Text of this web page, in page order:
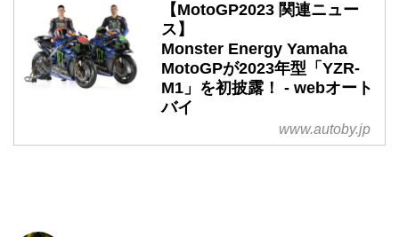
【MotoGP2023 関連ニュー
ス】
Monster Energy Yamaha
MotoGPが2023年型「YZR-
M1」を初披露！ - webオート
バイ
www.autoby.jp